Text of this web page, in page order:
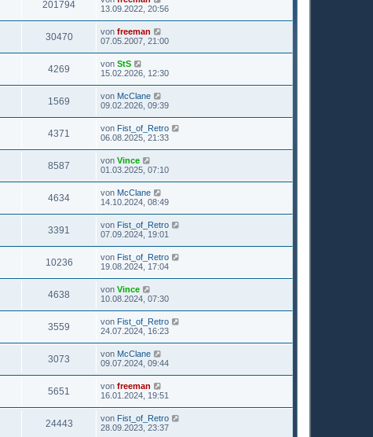
201794
13.09.2022, 20:56
30470 von freeman
07.05.2007, 21:00
4269 von StS
15.02.2026, 12:30
1569 von McClane
09.02.2026, 09:39
4371 von Fist_of_Retro
06.08.2025, 21:33
8587 von Vince
01.03.2025, 07:10
4634 von McClane
14.10.2024, 08:49
3391 von Fist_of_Retro
07.09.2024, 19:01
10236 von Fist_of_Retro
19.08.2024, 17:04
4638 von Vince
10.08.2024, 07:30
3559 von Fist_of_Retro
24.07.2024, 16:23
3073 von McClane
09.07.2024, 09:44
5651 von freeman
16.01.2024, 19:51
24443 von Fist_of_Retro
28.09.2023, 23:37